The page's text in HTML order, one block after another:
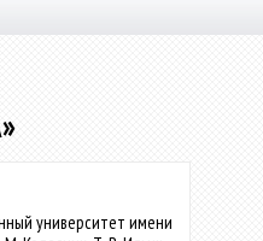
университет имени